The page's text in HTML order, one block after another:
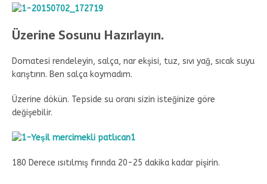
Üzerine Sosunu Hazırlayın.
Domatesi rendeleyin, salça, nar ekşisi, tuz, sıvı yağ, sıcak suyu
karıştırın. Ben salça koymadım.
Üzerine dökün. Tepside su oranı sizin isteğinize göre
değişebilir.
180 Derece ısıtılmış fırında 20-25 dakika kadar pişirin.